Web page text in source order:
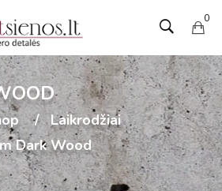
0
Laikrodžiai
Dark Wood